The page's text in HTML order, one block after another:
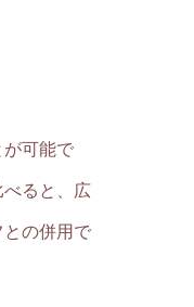
が可能で
ると、広
との併用で